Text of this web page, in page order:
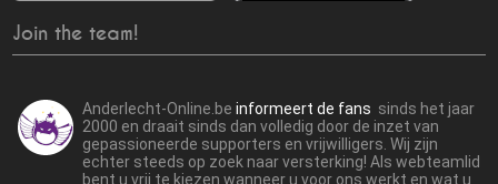
Join the team!
Anderlecht-Online.beinformeert de fans sinds het jaar
2000 en draait sinds dan volledig door de inzet van
gepassioneerde supporters en vrijwilligers. Wij zijn
echter steeds op zoek naar versterking! Als webteamlid
bent u vrij te kiezen wanneer u voor ons werkt en wat u